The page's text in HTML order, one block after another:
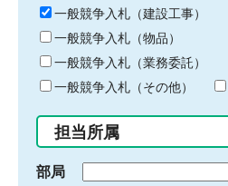
キ
ー
ワ
ー
ド
入
力
一般競争入札（建設工事）
一般競争入札（物品）
一般競争入札（業務委託）
一般競争入札（その他）
担当所属
部局